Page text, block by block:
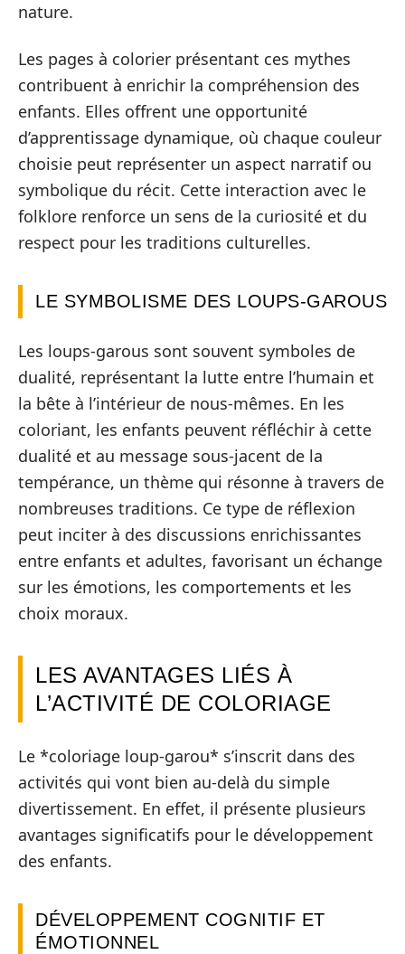
nature.
Les pages à colorier présentant ces mythes
contribuent à enrichir la compréhension des
enfants. Elles offrent une opportunité
d’apprentissage dynamique, où chaque couleur
choisie peut représenter un aspect narratif ou
symbolique du récit. Cette interaction avec le
folklore renforce un sens de la curiosité et du
respect pour les traditions culturelles.
LE SYMBOLISME DES LOUPS-GAROUS
Les loups-garous sont souvent symboles de
dualité, représentant la lutte entre l’humain et
la bête à l’intérieur de nous-mêmes. En les
coloriant, les enfants peuvent réfléchir à cette
dualité et au message sous-jacent de la
tempérance, un thème qui résonne à travers de
nombreuses traditions. Ce type de réflexion
peut inciter à des discussions enrichissantes
entre enfants et adultes, favorisant un échange
sur les émotions, les comportements et les
choix moraux.
LES AVANTAGES LIÉS À
L’ACTIVITÉ DE COLORIAGE
Le *coloriage loup-garou* s’inscrit dans des
activités qui vont bien au-delà du simple
divertissement. En effet, il présente plusieurs
avantages significatifs pour le développement
des enfants.
DÉVELOPPEMENT COGNITIF ET
ÉMOTIONNEL